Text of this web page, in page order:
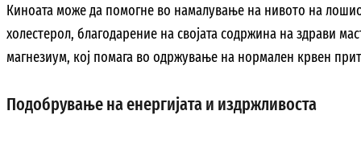
Киноата може да помогне во намалување на нивото на
холестерол, благодарение на својата содржина на здрави
магнезиум, кој помага во одржување на нормален крвен
Подобрување на енергијата и издржливоста